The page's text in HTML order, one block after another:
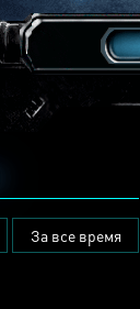
За все время